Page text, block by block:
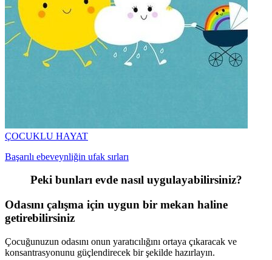
ÇOCUKLU HAYAT
Başarılı ebeveynliğin ufak sırları
Peki bunları evde nasıl uygulayabilirsiniz?
Odasını çalışma için uygun bir mekan haline
getirebilirsiniz
Çocuğunuzun odasını onun yaratıcılığını ortaya çıkaracak ve
konsantrasyonunu güçlendirecek bir şekilde hazırlayın.